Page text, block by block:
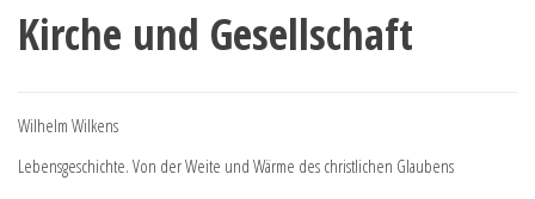
Kirche und Gesellschaft
Wilhelm Wilkens
Lebensgeschichte. Von der Weite und Wärme des christlichen Glaubens